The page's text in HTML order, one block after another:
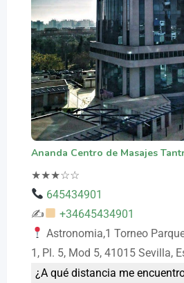
Ananda Centro de Masajes
★★★☆☆
645434901
✍
+34645434901
Astronomia,1 Torneo
1, Pl. 5, Mod 5, 41015 Sevilla,
¿A qué distancia me